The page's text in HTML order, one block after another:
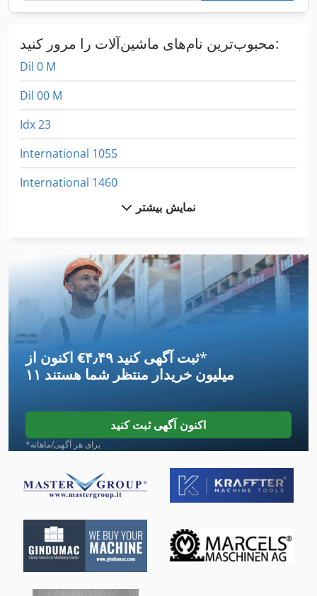
محبوب‌ترین نام‌های ماشین‌آلات را مرور کنید:
Dil 0 M
Dil 00 M
Idx 23
International 1055
International 1460
International 1586
International 2674
International 433
International 434
International 510
International 5288
International 560
International 584
International 633
International 733
Na 3000
Ng 200
نمایش بیشتر
اکنون از ‎€۴٫۴۹ ثبت آگهی کنید*
۱۱ میلیون خریدار منتظر شما هستند
اکنون آگهی ثبت کنید
*برای هر آگهی/ماهانه